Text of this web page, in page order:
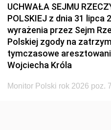
UCHWAŁA SEJMU
POLSKIEJ z dnia 31 lipca
wyrażenia przez Sejm
Polskiej zgody na
tymczasowe
Wojciecha Króla
Monitor Polski rok 2026 poz.